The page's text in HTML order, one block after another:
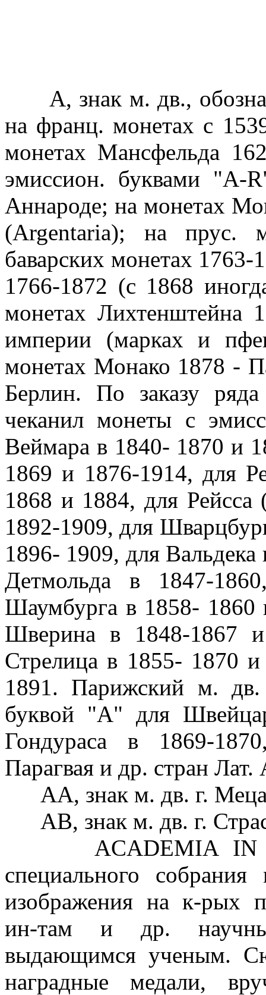
А, знак м. дв.,
на франц. монетах с
монетах Мансфельда
эмиссион. буквами
Аннароде; на монетах
(Argentaria); на прус.
баварских монетах
1766-1872 (с 1868
монетах Лихтенштейна
империи (марках и
монетах Монако 1878 -
Берлин. По заказу
чеканил монеты с
Веймара в 1840- 1870 и
1869 и 1876-1914, для
1868 и 1884, для
1892-1909, для
1896- 1909, для
Детмольда в 1847-
Шаумбурга в 1858- 1860
Шверина в 1848-1867
Стрелица в 1855- 1870
1891. Парижский м.
буквой "А" для
Гондураса в 1869-
Парагвая и др. стран
АА, знак м. дв. г. Меца
АВ, знак м. дв. г.
ACADEMIA IN
специального
изображения на к-рых
ин-там и др.
выдающимся ученым.
наградные медали,